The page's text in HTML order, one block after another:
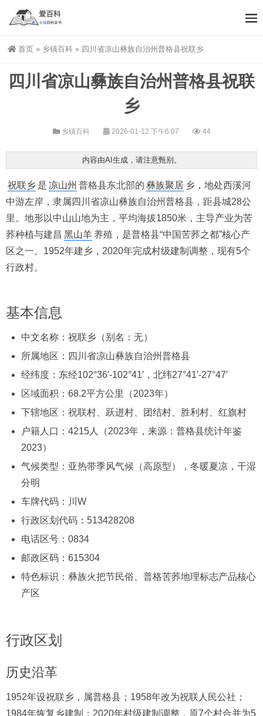
首页 » 乡镇百科 » 四川省凉山彝族自治州普格县祝联乡
四川省凉山彝族自治州普格县祝联
乡
乡镇百科 2026-01-12 下午6:07 44
内容由AI生成，请注意甄别。
祝联乡 是 凉山州 普格县东北部的 彝族聚居 乡，地处西溪河
中游左岸，隶属四川省凉山彝族自治州普格县，距县城28公
里。地形以中山山地为主，平均海拔1850米，主导产业为苦
荞种植与建昌 黑山羊 养殖，是普格县“中国苦荞之都”核心产
区之一。1952年建乡，2020年完成村级建制调整，现有5个
行政村。
基本信息
中文名称：祝联乡（别名：无）
所属地区：四川省凉山彝族自治州普格县
经纬度：东经102°36′-102°41′，北纬27°41′-27°47′
区域面积：68.2平方公里（2023年）
下辖地区：祝联村、跃进村、团结村、胜利村、红旗村
户籍人口：4215人（2023年，来源：普格县统计年鉴
2023）
气候类型：亚热带季风气候（高原型），冬暖夏凉，干湿
分明
车牌代码：川W
行政区划代码：513428208
电话区号：0834
邮政区码：615304
特色标识：彝族火把节民俗、普格苦荞地理标志产品核心
产区
行政区划
历史沿革
1952年设祝联乡，属普格县；1958年改为祝联人民公社；
1984年恢复乡建制；2020年村级建制调整，原7个村合并为5